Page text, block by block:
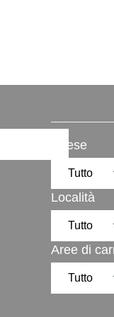
Paese
Località
Aree di